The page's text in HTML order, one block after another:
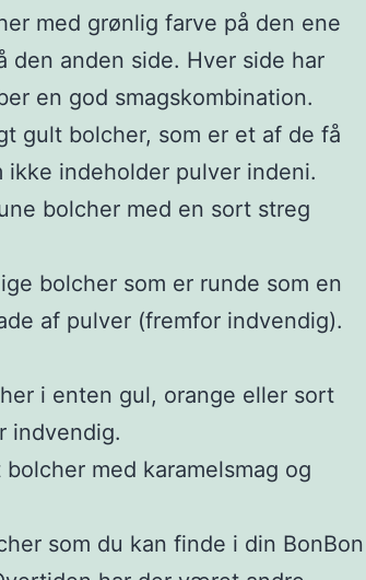
med grønlig farve på den ene
den anden side. Hver side har
en god smagskombination.
gult bolcher, som er et af de få
ikke indeholder pulver indeni.
bolcher med en sort streg
bolcher som er runde som en
af pulver (fremfor indvendig).
i enten gul, orange eller sort
indvendig.
med karamelsmag og
som du kan finde i din BonBon